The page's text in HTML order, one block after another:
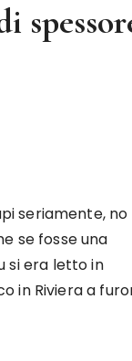
seriamente, no
se fosse una
si era letto in
in Riviera a